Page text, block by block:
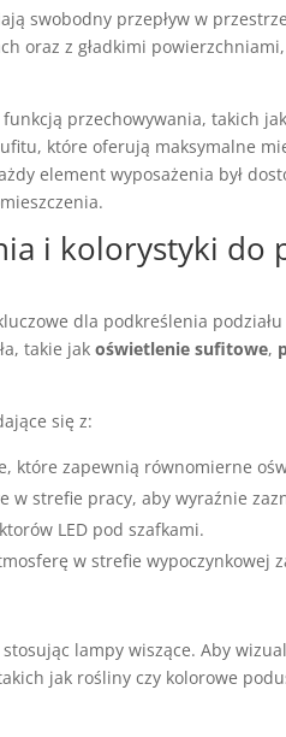
swobodny przepływ w
oraz z gładkimi
przechowywania, takich
które oferują maksymalne
element wyposażenia był
i kolorystyki do
dla podkreślenia
takie jakoświetlenie sufitowe,
się z:
które zapewnią równomierne
w strefie pracy, aby wyraźnie
LED pod szafkami.
w strefie wypoczynkowej
lampy wiszące. Aby
jak rośliny czy kolorowe